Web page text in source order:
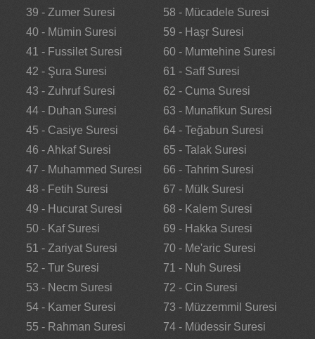
39 - Zumer Suresi
40 - Mümin Suresi
41 - Fussilet Suresi
42 - Şura Suresi
43 - Zuhruf Suresi
44 - Duhan Suresi
45 - Casiye Suresi
46 - Ahkaf Suresi
47 - Muhammed Suresi
48 - Fetih Suresi
49 - Hucurat Suresi
50 - Kaf Suresi
51 - Zariyat Suresi
52 - Tur Suresi
53 - Necm Suresi
54 - Kamer Suresi
55 - Rahman Suresi
58 - Mücadele Suresi
59 - Haşr Suresi
60 - Mumtehine Suresi
61 - Saff Suresi
62 - Cuma Suresi
63 - Munafikun Suresi
64 - Teğabun Suresi
65 - Talak Suresi
66 - Tahrim Suresi
67 - Mülk Suresi
68 - Kalem Suresi
69 - Hakka Suresi
70 - Me'aric Suresi
71 - Nuh Suresi
72 - Cin Suresi
73 - Müzzemmil Suresi
74 - Müdessir Suresi